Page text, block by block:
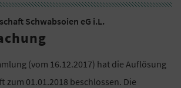
Schwabsoien eG i.L.
(vom 16.12.2017) hat die Auflösung
zum 01.01.2018 beschlossen. Die